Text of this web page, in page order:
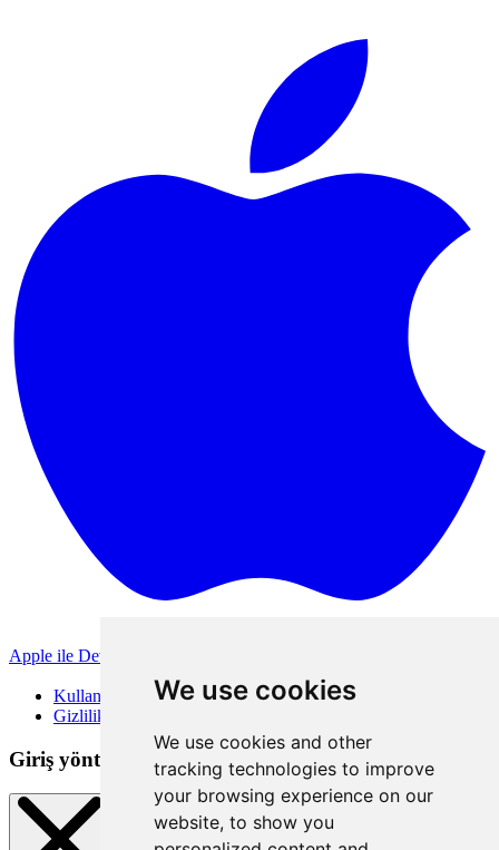
We use cookies
We use cookies and other
tracking technologies to improve
your browsing experience on our
website, to show you
Apple ile Devam Et
Kullanım Koşulları
Gizlilik Politikası
Giriş yöntemleri